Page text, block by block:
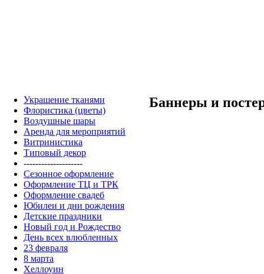
Украшение тканями
Флористика (цветы)
Воздушные шары
Аренда для мероприятий
Витринистика
Типовый декор
--------------------
Сезонное оформление
Оформление ТЦ и ТРК
Оформление свадеб
Юбилеи и дни рождения
Детские праздники
Новый год и Рождество
День всех влюбленных
23 февраля
8 марта
Хеллоуин
Баннеры и